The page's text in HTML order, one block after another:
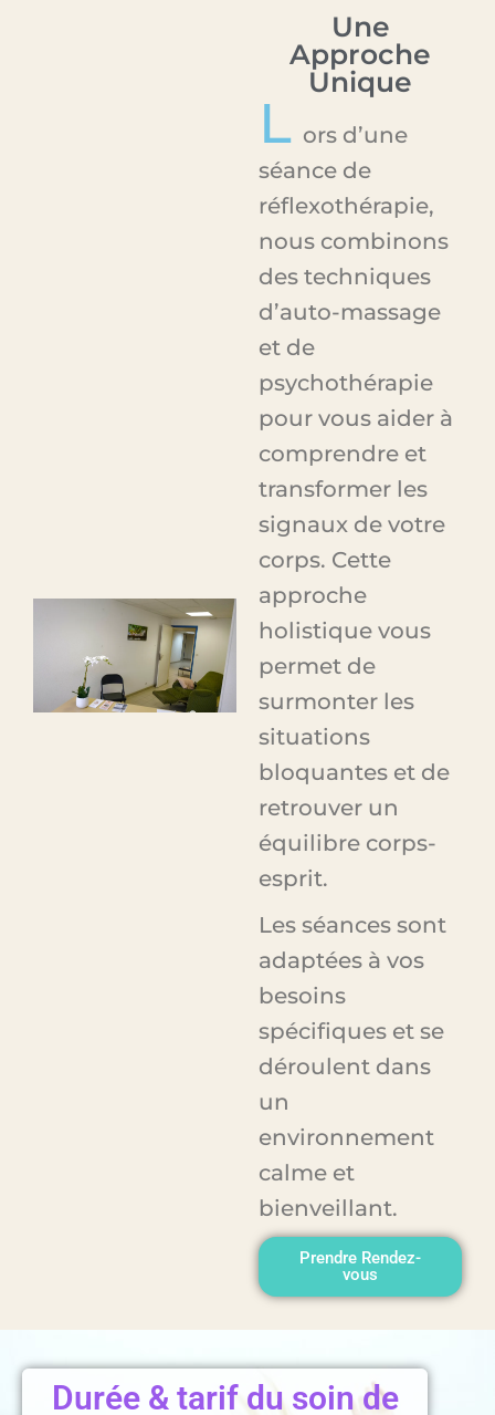
Une
Approche
Unique
L ors d’une
séance de
réflexothérapie,
nous combinons
des techniques
d’auto-massage
et de
psychothérapie
pour vous aider à
comprendre et
transformer les
signaux de votre
corps. Cette
approche
holistique vous
permet de
surmonter les
situations
bloquantes et de
retrouver un
équilibre corps-
esprit.
Les séances sont
adaptées à vos
besoins
spécifiques et se
déroulent dans
un
environnement
calme et
bienveillant.
Prendre Rendez-
vous
Durée & tarif du soin de